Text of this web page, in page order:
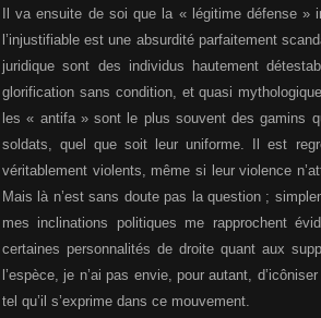
Il va ensuite de soi que la « légitime défense
l’injustifiable est une absurdité parfaitement
juridique sont des individus hautement
glorification sans condition, et quasi
les « antifa » sont le plus souvent des gamins
soldats, quel que soit leur uniforme. Il est
véritablement violents, même si leur violence
Mais là n’est sans doute pas la question ;
mes inclinations politiques me rapprochent
certaines personnalités de droite quant aux
l’espèce, je n’ai pas envie, pour autant,
tel qu’il s’exprime dans ce mouvement.